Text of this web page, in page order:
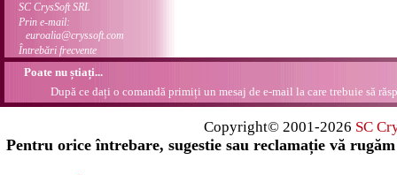
SC CrysSoft SRL
Prin e-mail:
euroalia@cryssoft.com
Întrebări frecvente
Poate nu știați...
După ce dați o comandă primiți un mesaj de e-mail la care trebuie să
Copyright© 2001-2026 SC
Pentru orice întrebare, sugestie sau reclamație vă